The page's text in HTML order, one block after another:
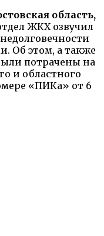
область,
ЖКХ озвучил
Об этом, а также
потрачены на
и областного
«ПИКа» от 6